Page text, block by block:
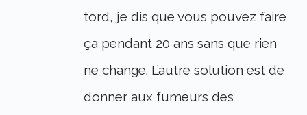
tord, je dis que vous pouvez faire
ça pendant 20 ans sans que rien
ne change. L’autre solution est de
donner aux fumeurs des